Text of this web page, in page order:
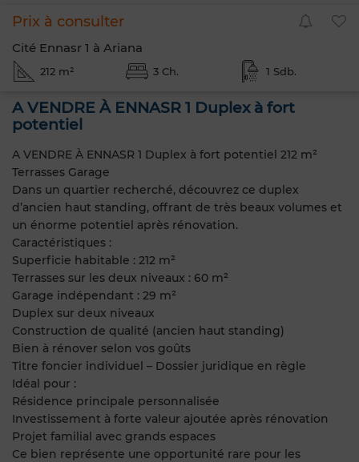
Prix à consulter
Cité Ennasr 1 à Ariana
212 m² 3 Ch. 1 Sdb.
A VENDRE À ENNASR 1 Duplex à fort
potentiel
A VENDRE À ENNASR 1 Duplex à fort potentiel 212 m²
Terrasses Garage
Dans un quartier recherché, découvrez ce duplex
d’ancien haut standing, offrant de très beaux volumes et
un énorme potentiel après rénovation.
Caractéristiques :
Superficie habitable : 212 m²
Terrasses sur les deux niveaux : 60 m²
Garage indépendant : 29 m²
Duplex sur deux niveaux
Construction de qualité (ancien haut standing)
Bien à rénover selon vos goûts
Titre foncier individuel – Dossier juridique en règle
Idéal pour :
Résidence principale personnalisée
Investissement à forte valeur ajoutée après rénovation
Projet familial avec grands espaces
Ce bien représente une opportunité rare pour les